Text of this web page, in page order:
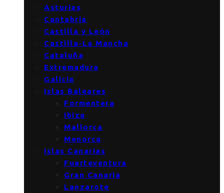
Asturias
Cantabria
Castilla y León
Castilla-La Mancha
Cataluña
Extremadura
Galicia
Islas Baleares
Formentera
Ibiza
Mallorca
Menorca
Islas Canarias
Fuerteventura
Gran Canaria
Lanzarote